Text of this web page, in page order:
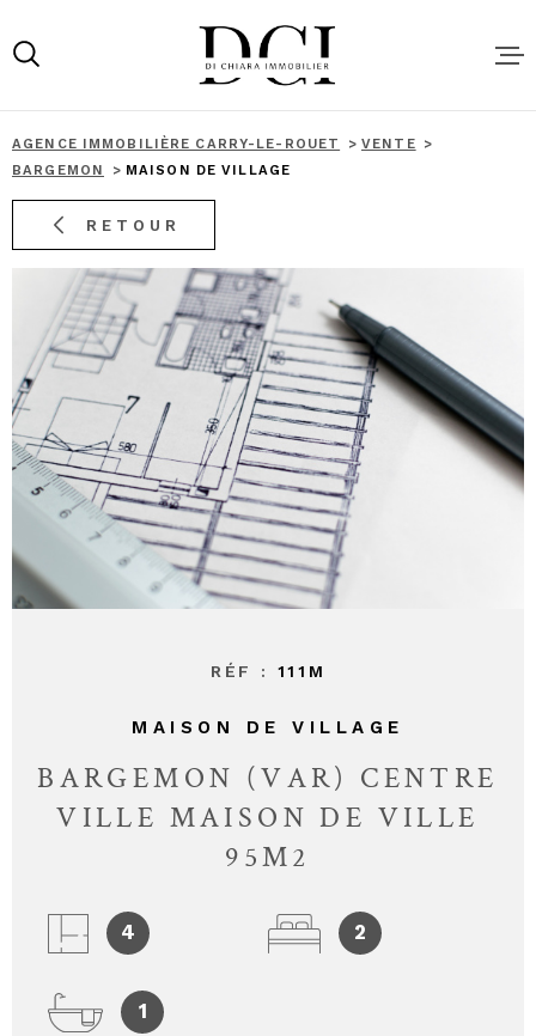
au
menu
au
contenu
VENDRE
BIEN AU
AGENCE IMMOBILIÈRE CARRY-LE-ROUET
VENTE
BARGEMON
MAISON DE VILLAGE
RETOUR
RÉF : 111M
MAISON DE VILLAGE
BARGEMON (VAR) CENTRE
VILLE MAISON DE VILLE
95M2
4 2
1